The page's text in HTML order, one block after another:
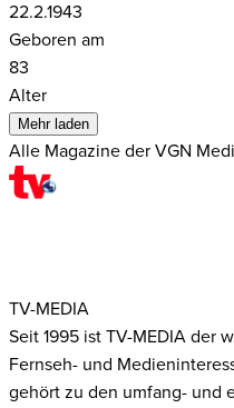
22.2.1943
Geboren am
83
Alter
Mehr laden
Alle Magazine der VGN
TV-MEDIA
Seit 1995 ist TV-MEDIA der
Fernseh- und
gehört zu den umfang- und